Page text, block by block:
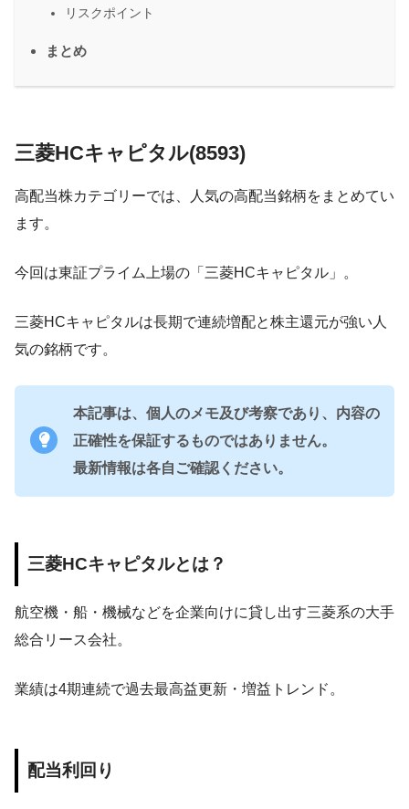
リスクポイント
まとめ
三菱HCキャピタル(8593)
高配当株カテゴリーでは、人気の高配当銘柄をまとめてい
ます。
今回は東証プライム上場の「三菱HCキャピタル」。
三菱HCキャピタルは長期で連続増配と株主還元が強い人
気の銘柄です。
本記事は、個人のメモ及び考察であり、内容の
正確性を保証するものではありません。
最新情報は各自ご確認ください。
三菱HCキャピタルとは？
航空機・船・機械などを企業向けに貸し出す三菱系の大手
総合リース会社。
業績は4期連続で過去最高益更新・増益トレンド。
配当利回り